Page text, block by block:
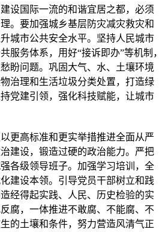
设国际一流的和谐宜居之都，必须
。要加强城乡基层防灾减灾救灾和
城市公共安全水平。坚持人民城市
服务体系，用好“接诉即办”等机制，
盼问题。巩固大气、水、土壤环境
治理和生活垃圾分类处置，打造绿
党建引领，强化科技赋能，让城市
更高标准和更实举措推进全面从严
建设，锻造过硬的政治能力。严把
各级领导班子。加强学习培训，全
建设本领。引导党员干部树立和践
经得起实践、人民、历史检验的实
腐，一体推进不敢腐、不能腐、不
的土壤和条件，努力营造风清气正